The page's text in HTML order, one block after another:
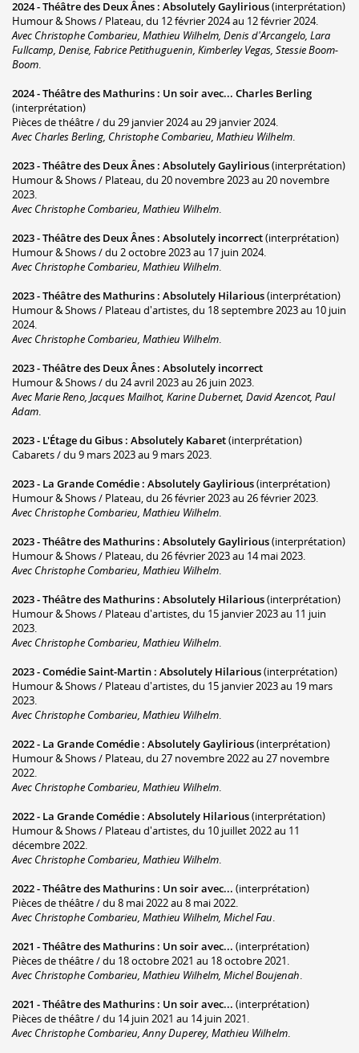
2024 -Théâtre des Deux Ânes : Absolutely Gaylirious(interprétation)
Humour & Shows / Plateau, du 12 février 2024 au 12 février 2024.
Avec Christophe Combarieu, Mathieu Wilhelm, Denis d'Arcangelo, Lara
Fullcamp, Denise, Fabrice Petithuguenin, Kimberley Vegas, Stessie Boom-
Boom
2024 -Théâtre des Mathurins : Un soir avec... Charles Berling
(interprétation)
Pièces de théâtre / du 29 janvier 2024 au 29 janvier 2024.
Avec Charles Berling, Christophe Combarieu, Mathieu Wilhelm
2023 -Théâtre des Deux Ânes : Absolutely Gaylirious(interprétation)
Humour & Shows / Plateau, du 20 novembre 2023 au 20 novembre
2023.
Avec Christophe Combarieu, Mathieu Wilhelm
2023 -Théâtre des Deux Ânes : Absolutely incorrect(interprétation)
Humour & Shows / du 2 octobre 2023 au 17 juin 2024.
Avec Christophe Combarieu, Mathieu Wilhelm
2023 -Théâtre des Mathurins : Absolutely Hilarious(interprétation)
Humour & Shows / Plateau d'artistes, du 18 septembre 2023 au 10 juin
2024.
Avec Christophe Combarieu, Mathieu Wilhelm
2023 -Théâtre des Deux Ânes : Absolutely incorrect
Humour & Shows / du 24 avril 2023 au 26 juin 2023.
Avec Marie Reno, Jacques Mailhot, Karine Dubernet, David Azencot, Paul
Adam
2023 - L'Étage du Gibus : Absolutely Kabaret(interprétation)
Cabarets / du 9 mars 2023 au 9 mars 2023.
2023 - La Grande Comédie : Absolutely Gaylirious(interprétation)
Humour & Shows / Plateau, du 26 février 2023 au 26 février 2023.
Avec Christophe Combarieu, Mathieu Wilhelm
2023 -Théâtre des Mathurins : Absolutely Gaylirious(interprétation)
Humour & Shows / Plateau, du 26 février 2023 au 14 mai 2023.
Avec Christophe Combarieu, Mathieu Wilhelm
2023 -Théâtre des Mathurins : Absolutely Hilarious(interprétation)
Humour & Shows / Plateau d'artistes, du 15 janvier 2023 au 11 juin
2023.
Avec Christophe Combarieu, Mathieu Wilhelm
2023 -Comédie Saint-Martin : Absolutely Hilarious(interprétation)
Humour & Shows / Plateau d'artistes, du 15 janvier 2023 au 19 mars
2023.
Avec Christophe Combarieu, Mathieu Wilhelm
2022 - La Grande Comédie : Absolutely Gaylirious(interprétation)
Humour & Shows / Plateau, du 27 novembre 2022 au 27 novembre
2022.
Avec Christophe Combarieu, Mathieu Wilhelm
2022 - La Grande Comédie : Absolutely Hilarious(interprétation)
Humour & Shows / Plateau d'artistes, du 10 juillet 2022 au 11
décembre 2022.
Avec Christophe Combarieu, Mathieu Wilhelm
2022 -Théâtre des Mathurins : Un soir avec... (interprétation)
Pièces de théâtre / du 8 mai 2022 au 8 mai 2022.
Avec Christophe Combarieu, Mathieu Wilhelm, Michel Fau
2021 -Théâtre des Mathurins : Un soir avec... (interprétation)
Pièces de théâtre / du 18 octobre 2021 au 18 octobre 2021.
Avec Christophe Combarieu, Mathieu Wilhelm, Michel Boujenah
2021 -Théâtre des Mathurins : Un soir avec... (interprétation)
Pièces de théâtre / du 14 juin 2021 au 14 juin 2021.
Avec Christophe Combarieu, Anny Duperey, Mathieu Wilhelm